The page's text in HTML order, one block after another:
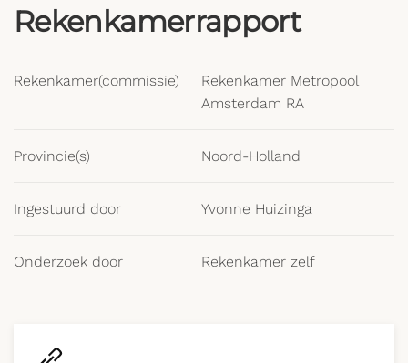
Rekenkamerrapport
Rekenkamer(commissie)
Rekenkamer Metropool
Amsterdam RA
Provincie(s) Noord-Holland
Ingestuurd door Yvonne Huizinga
Onderzoek door Rekenkamer zelf